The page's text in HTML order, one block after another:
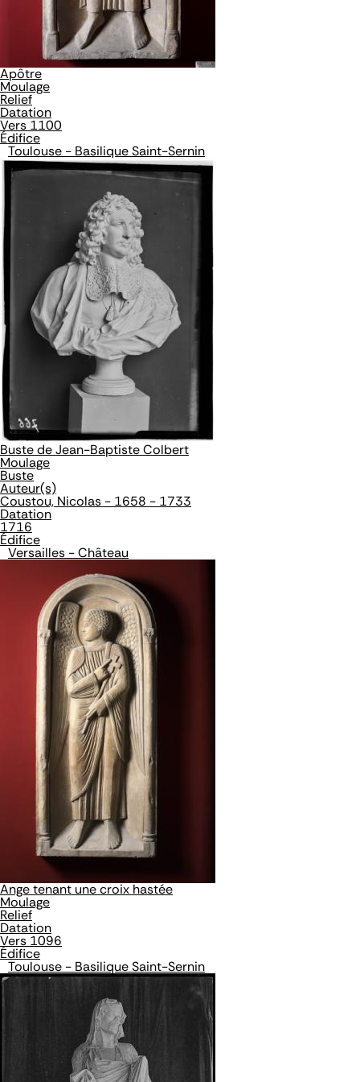
Apôtre
Moulage
Relief
Datation
Vers 1100
Édifice
Toulouse - Basilique Saint-Sernin
Buste de Jean-Baptiste Colbert
Moulage
Buste
Auteur(s)
Coustou, Nicolas - 1658 - 1733
Datation
1716
Édifice
Versailles - Château
Ange tenant une croix hastée
Moulage
Relief
Datation
Vers 1096
Édifice
Toulouse - Basilique Saint-Sernin